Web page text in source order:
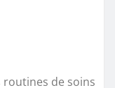
routines de soins